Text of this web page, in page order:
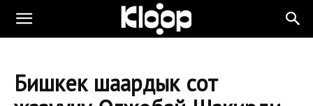
Бишкек шаардык сот